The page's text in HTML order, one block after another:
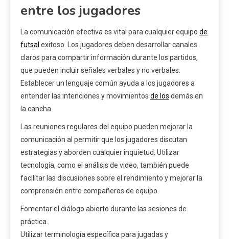
entre los jugadores
La comunicación efectiva es vital para cualquier equipo de
futsal exitoso. Los jugadores deben desarrollar canales
claros para compartir información durante los partidos,
que pueden incluir señales verbales y no verbales.
Establecer un lenguaje común ayuda a los jugadores a
entender las intenciones y movimientos de los demás en
la cancha.
Las reuniones regulares del equipo pueden mejorar la
comunicación al permitir que los jugadores discutan
estrategias y aborden cualquier inquietud. Utilizar
tecnología, como el análisis de video, también puede
facilitar las discusiones sobre el rendimiento y mejorar la
comprensión entre compañeros de equipo.
Fomentar el diálogo abierto durante las sesiones de
práctica.
Utilizar terminología específica para jugadas y